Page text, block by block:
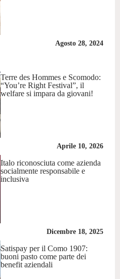
Agosto 28, 2024
Terre des Hommes e Scomodo:
“You’re Right Festival”, il
welfare si impara da giovani!
Aprile 10, 2026
Italo riconosciuta come azienda
socialmente responsabile e
inclusiva
Dicembre 18, 2025
Satispay per il Como 1907:
buoni pasto come parte dei
benefit aziendali